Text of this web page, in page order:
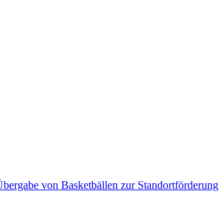
von Basketbällen zur